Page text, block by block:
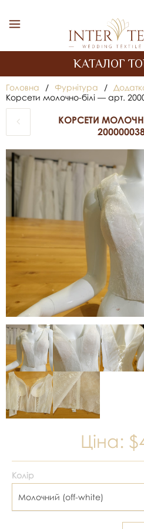
КАТАЛОГ
Головна / Фурнітура /
Корсети молочно-білі — арт.
КОРСЕТИ
Ціна:
Колір
Молочний (off-white)